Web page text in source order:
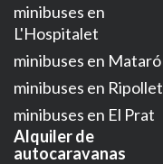
minibuses en
L'Hospitalet
minibuses en Mataró
minibuses en Ripollet
minibuses en El Prat
Alquiler de
autocaravanas